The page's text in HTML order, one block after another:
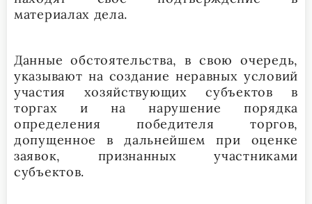
материалах дела.
Данные обстоятельства, в свою очередь,
указывают на создание неравных условий
участия хозяйствующих субъектов в
торгах и на нарушение порядка
определения победителя торгов,
допущенное в дальнейшем при оценке
заявок, признанных участниками
субъектов.